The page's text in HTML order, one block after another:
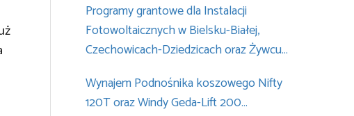
Programy grantowe dla Instalacji
Fotowoltaicznych w Bielsku-Białej,
Czechowicach-Dziedzicach oraz Żywcu…
Wynajem Podnośnika koszowego Nifty
120T oraz Windy Geda-Lift 200…